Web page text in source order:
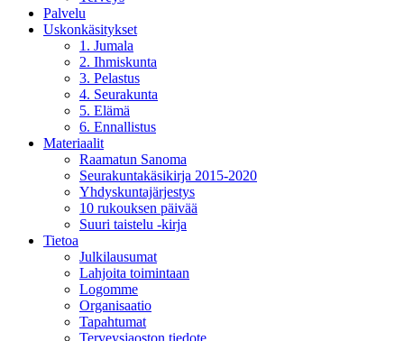
Palvelu
Uskonkäsitykset
1. Jumala
2. Ihmiskunta
3. Pelastus
4. Seurakunta
5. Elämä
6. Ennallistus
Materiaalit
Raamatun Sanoma
Seurakuntakäsikirja 2015-2020
Yhdyskuntajärjestys
10 rukouksen päivää
Suuri taistelu -kirja
Tietoa
Julkilausumat
Lahjoita toimintaan
Logomme
Organisaatio
Tapahtumat
Terveysjaoston tiedote